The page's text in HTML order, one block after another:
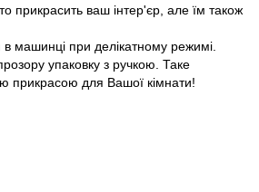
прикрасить ваш інтер'єр, але їм також
машинці при делікатному режимі.
упаковку з ручкою. Таке
прикрасою для Вашої кімнати!